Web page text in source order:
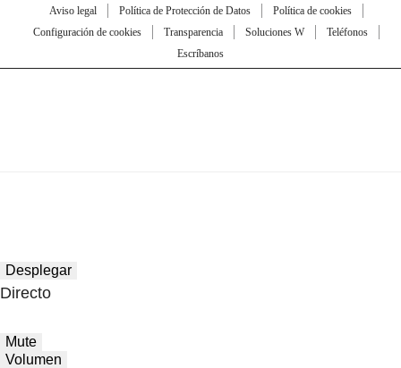
Aviso legal Política de Protección de Datos
Política de cookies
Configuración de cookies
Transparencia Soluciones W
Teléfonos
Escríbanos
Desplegar
Directo
Mute
Volumen